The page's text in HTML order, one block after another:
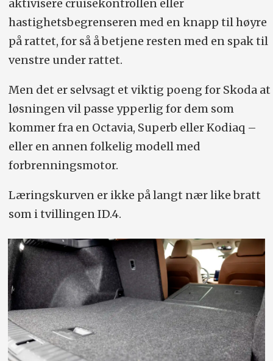
aktivisere cruisekontrollen eller
hastighetsbegrenseren med en knapp til høyre
på rattet, for så å betjene resten med en spak til
venstre under rattet.
Men det er selvsagt et viktig poeng for Skoda at
løsningen vil passe ypperlig for dem som
kommer fra en Octavia, Superb eller Kodiaq –
eller en annen folkelig modell med
forbrenningsmotor.
Læringskurven er ikke på langt nær like bratt
som i tvillingen ID.4.